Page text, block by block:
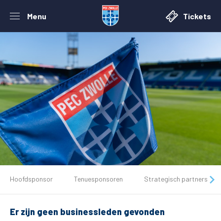
Menu Tickets
Tickets
Matchdays
Hoofdsponsor Tenuesponsoren Strategisch partners
Er zijn geen businessleden gevonden